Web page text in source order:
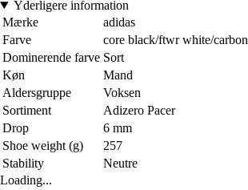
Yderligere information
Mærke
adidas
Farve
core black/ftwr white/carbon
Dominerende farve Sort
Køn
Mand
Aldersgruppe
Voksen
Sortiment
Adizero Pacer
Drop
6 mm
Shoe weight (g)
257
Stability
Neutre
Loading...